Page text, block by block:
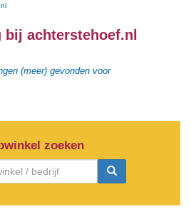
achterstehoef.nl
(meer) gevonden voor
zoeken